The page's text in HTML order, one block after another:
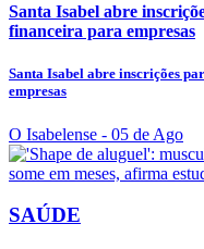
Santa Isabel abre
financeira para empresas
Santa Isabel abre inscrições
empresas
O Isabelense - 05 de Ago
SAÚDE